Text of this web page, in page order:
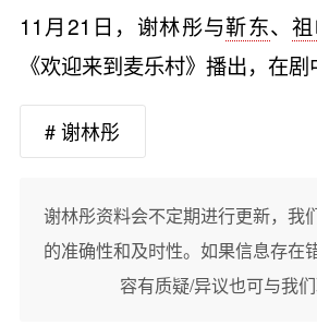
11月21日，谢林彤与靳东、
《欢迎来到麦乐村》播出，在剧
# 谢林彤
谢林彤资料会不定期进行更新，我
的准确性和及时性。如果信息存在
容有质疑/异议也可与我们